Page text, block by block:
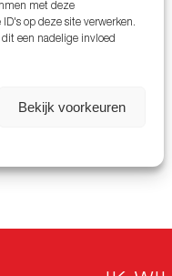
met deze
op deze site verwerken.
een nadelige invloed
Bekijk voorkeuren